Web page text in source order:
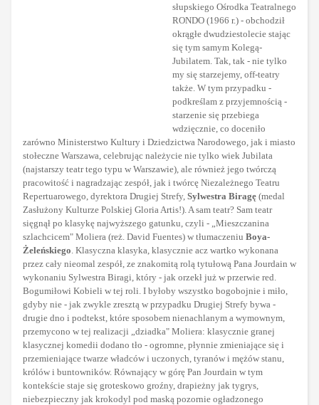
słupskiego Ośrodka Teatralnego
RONDO (1966 r.) - obchodził
okrągłe dwudziestolecie stając
się tym samym Kolegą-
Jubilatem. Tak, tak - nie tylko
my się starzejemy, off-teatry
także. W tym przypadku -
podkreślam z przyjemnością -
starzenie się przebiega
wdzięcznie, co doceniło
zarówno Ministerstwo Kultury i Dziedzictwa Narodowego, jak i miasto
stołeczne Warszawa, celebrując należycie nie tylko wiek Jubilata
(najstarszy teatr tego typu w Warszawie), ale również jego twórczą
pracowitość i nagradzając zespół, jak i twórcę Niezależnego Teatru
Repertuarowego, dyrektora Drugiej Strefy, Sylwestra Biragę (medal
Zasłużony Kulturze Polskiej Gloria Artis!). A sam teatr? Sam teatr
sięgnął po klasykę najwyższego gatunku, czyli - „Mieszczanina
szlachcicem" Moliera (reż. David Fuentes) w tłumaczeniu Boya-
Żeleńskiego . Klasyczna klasyka, klasycznie acz wartko wykonana
przez cały nieomal zespół, ze znakomitą rolą tytułową Pana Jourdain w
wykonaniu Sylwestra Biragi, który - jak orzekł już w przerwie red.
Bogumiłowi Kobieli w tej roli. I byłoby wszystko bogobojnie i miło,
gdyby nie - jak zwykle zresztą w przypadku Drugiej Strefy bywa -
drugie dno i podtekst, które sposobem nienachlanym a wymownym,
przemycono w tej realizacji „dziadka" Moliera: klasycznie granej
klasycznej komedii dodano tło - ogromne, płynnie zmieniające się i
przemieniające twarze władców i uczonych, tyranów i mężów stanu,
królów i buntowników. Równający w górę Pan Jourdain w tym
kontekście staje się groteskowo groźny, drapieżny jak tygrys,
niebezpieczny jak krokodyl pod maską pozornie ogładzonego